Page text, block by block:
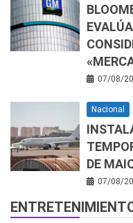
07/08/
Nacional
DE
07/08/